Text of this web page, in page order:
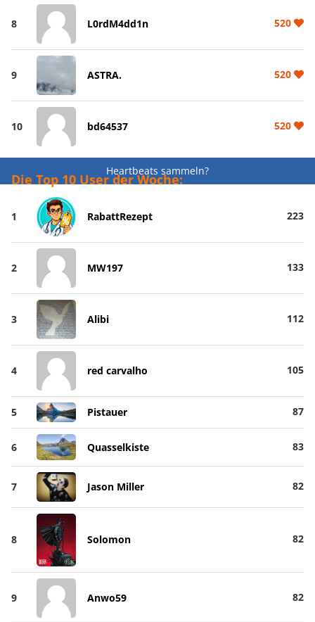
8 L0rdM4dd1n 520
9 ASTRA. 520
10 bd64537 520
Heartbeats sammeln?
Die Top 10 User der Woche:
1 RabattRezept 223
2 MW197 133
3 Alibi 112
4 red carvalho 105
5 Pistauer 87
6 Quasselkiste 83
7 Jason Miller 82
8 Solomon 82
9 Anwo59 82